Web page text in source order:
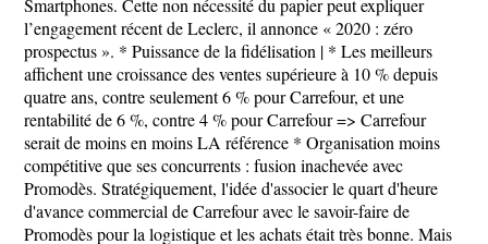
Smartphones. Cette non nécessité du papier peut expliquer
l’engagement récent de Leclerc, il annonce « 2020 : zéro
prospectus ». * Puissance de la fidélisation | * Les meilleurs
affichent une croissance des ventes supérieure à 10 % depuis
quatre ans, contre seulement 6 % pour Carrefour, et une
rentabilité de 6 %, contre 4 % pour Carrefour => Carrefour
serait de moins en moins LA référence * Organisation moins
compétitive que ses concurrents : fusion inachevée avec
Promodès. Stratégiquement, l'idée d'associer le quart d'heure
d'avance commercial de Carrefour avec le savoir-faire de
Promodès pour la logistique et les achats était très bonne. Mais